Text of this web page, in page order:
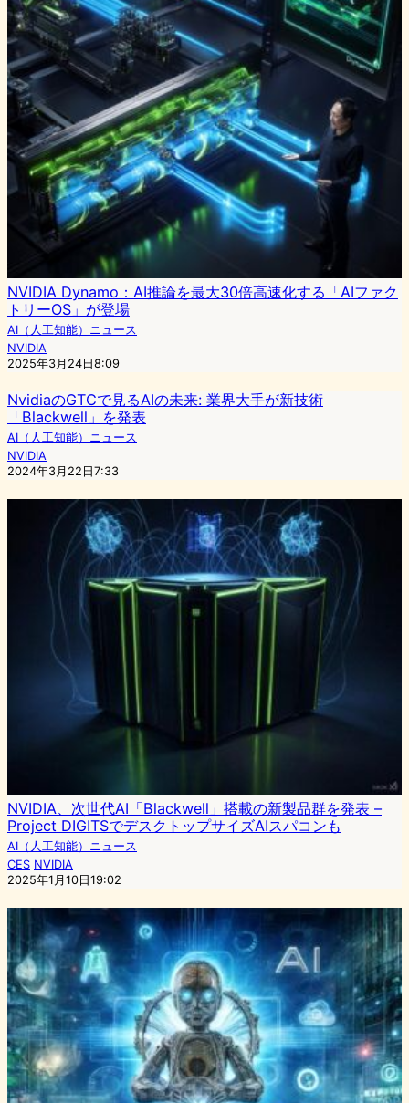
NVIDIA Dynamo：AI推論を最大30倍高速化する「AIファク
トリーOS」が登場
AI（人工知能）ニュース
NVIDIA
2025年3月24日8:09
NvidiaのGTCで見るAIの未来: 業界大手が新技術
「Blackwell」を発表
AI（人工知能）ニュース
NVIDIA
2024年3月22日7:33
NVIDIA、次世代AI「Blackwell」搭載の新製品群を発表 –
Project DIGITSでデスクトップサイズAIスパコンも
AI（人工知能）ニュース
CES NVIDIA
2025年1月10日19:02